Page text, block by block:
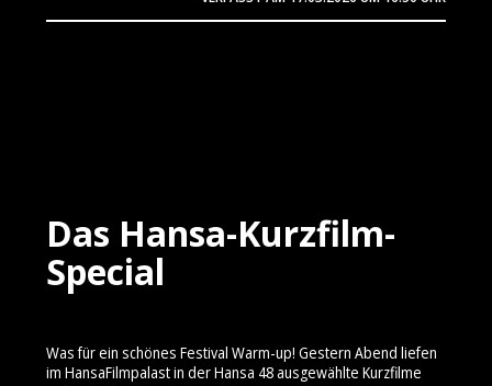
Das Hansa-Kurzfilm-
Special
Was für ein schönes Festival Warm-up! Gestern Abend liefen
im HansaFilmpalast in der Hansa 48 ausgewählte Kurzfilme